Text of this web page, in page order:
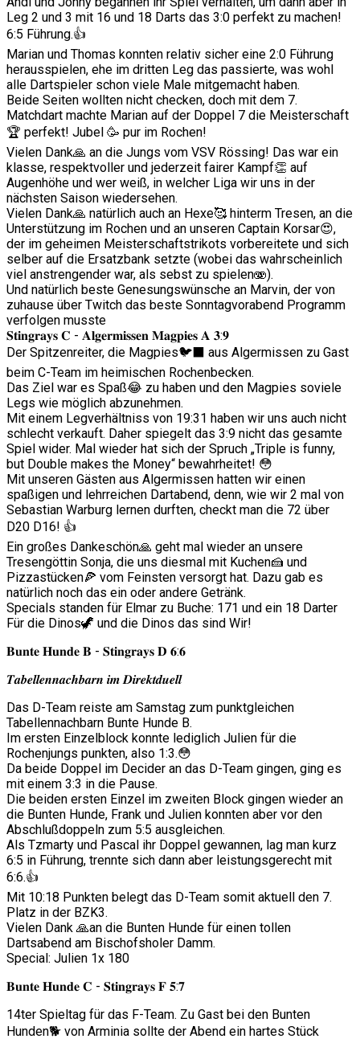
Leg 2 und 3 mit 16 und 18 Darts das 3:0 perfekt zu machen!
6:5 Führung.👍
Marian und Thomas konnten relativ sicher eine 2:0 Führung
herausspielen, ehe im dritten Leg das passierte, was wohl
alle Dartspieler schon viele Male mitgemacht haben.
Beide Seiten wollten nicht checken, doch mit dem 7.
Matchdart machte Marian auf der Doppel 7 die Meisterschaft
🏆 perfekt! Jubel 🥳 pur im Rochen!
Vielen Dank🙏 an die Jungs vom VSV Rössing! Das war ein
klasse, respektvoller und jederzeit fairer Kampf👏 auf
Augenhöhe und wer weiß, in welcher Liga wir uns in der
nächsten Saison wiedersehen.
Vielen Dank🙏 natürlich auch an Hexe🥰 hinterm Tresen, an die
Unterstützung im Rochen und an unseren Captain Korsar😍,
der im geheimen Meisterschaftstrikots vorbereitete und sich
selber auf die Ersatzbank setzte (wobei das wahrscheinlich
viel anstrengender war, als sebst zu spielen🫨).
Und natürlich beste Genesungswünsche an Marvin, der von
zuhause über Twitch das beste Sonntagvorabend Programm
verfolgen musste
𝐒𝐭𝐢𝐧𝐠𝐫𝐚𝐲𝐬 𝐂 - 𝐀𝐥𝐠𝐞𝐫𝐦𝐢𝐬𝐬𝐞𝐧 𝐌𝐚𝐠𝐩𝐢𝐞𝐬 𝐀 𝟑:𝟗
Der Spitzenreiter, die Magpies🐦‍⬛ aus Algermissen zu Gast
beim C-Team im heimischen Rochenbecken.
Das Ziel war es Spaß😂 zu haben und den Magpies soviele
Legs wie möglich abzunehmen.
Mit einem Legverhältniss von 19:31 haben wir uns auch nicht
schlecht verkauft. Daher spiegelt das 3:9 nicht das gesamte
Spiel wider. Mal wieder hat sich der Spruch „Triple is funny,
but Double makes the Money“ bewahrheitet! 😳
Mit unseren Gästen aus Algermissen hatten wir einen
spaßigen und lehrreichen Dartabend, denn, wie wir 2 mal von
Sebastian Warburg lernen durften, checkt man die 72 über
D20 D16! 👍
Ein großes Dankeschön🙏 geht mal wieder an unsere
Tresengöttin Sonja, die uns diesmal mit Kuchen🍰 und
Pizzastücken🍕 vom Feinsten versorgt hat. Dazu gab es
natürlich noch das ein oder andere Getränk.
Specials standen für Elmar zu Buche: 171 und ein 18 Darter
Für die Dinos🦖 und die Dinos das sind Wir!
𝐁𝐮𝐧𝐭𝐞 𝐇𝐮𝐧𝐝𝐞 𝐁 - 𝐒𝐭𝐢𝐧𝐠𝐫𝐚𝐲𝐬 𝐃 𝟔:𝟔
𝑻𝒂𝒃𝒆𝒍𝒍𝒆𝒏𝒏𝒂𝒄𝒉𝒃𝒂𝒓𝒏 𝒊𝒎 𝑫𝒊𝒓𝒆𝒌𝒕𝒅𝒖𝒆𝒍𝒍
Das D-Team reiste am Samstag zum punktgleichen
Tabellennachbarn Bunte Hunde B.
Im ersten Einzelblock konnte lediglich Julien für die
Rochenjungs punkten, also 1:3.😳
Da beide Doppel im Decider an das D-Team gingen, ging es
mit einem 3:3 in die Pause.
Die beiden ersten Einzel im zweiten Block gingen wieder an
die Bunten Hunde, Frank und Julien konnten aber vor den
Abschlußdoppeln zum 5:5 ausgleichen.
Als Tzmarty und Pascal ihr Doppel gewannen, lag man kurz
6:5 in Führung, trennte sich dann aber leistungsgerecht mit
6:6.👍
Mit 10:18 Punkten belegt das D-Team somit aktuell den 7.
Platz in der BZK3.
Vielen Dank 🙏an die Bunten Hunde für einen tollen
Dartsabend am Bischofsholer Damm.
Special: Julien 1x 180
𝐁𝐮𝐧𝐭𝐞 𝐇𝐮𝐧𝐝𝐞 𝐂 - 𝐒𝐭𝐢𝐧𝐠𝐫𝐚𝐲𝐬 𝐅 𝟓:𝟕
14ter Spieltag für das F-Team. Zu Gast bei den Bunten
Hunden🐕 von Arminia sollte der Abend ein hartes Stück